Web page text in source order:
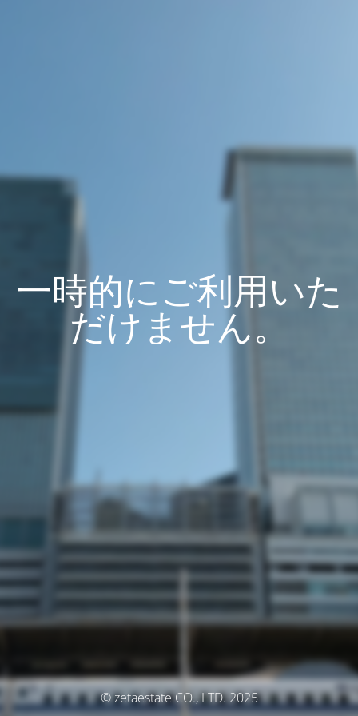
一時的にご利用いた
だけません。
© zetaestate CO., LTD. 2025